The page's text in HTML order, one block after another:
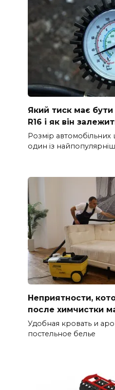
Який тиск має
R16 і як він
Розмір автомобільних
один із
Неприятности,
после химчистки
Удобная кровать и
постельное белье